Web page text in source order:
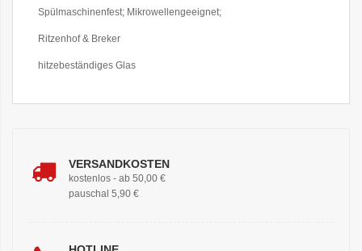
Spülmaschinenfest; Mikrowellengeeignet;
Ritzenhof & Breker
hitzebeständiges Glas
VERSANDKOSTEN
kostenlos - ab 50,00 €
pauschal 5,90 €